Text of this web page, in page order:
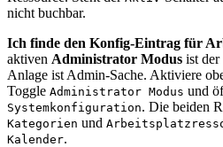
nicht buchbar.
Ich finde den Konfig-Eintrag für
aktiven Administrator Modus ist
Anlage ist Admin-Sache. Aktiviere
Toggle Administrator Modus und
Systemkonfiguration. Die beiden
Kategorien und
Kalender.